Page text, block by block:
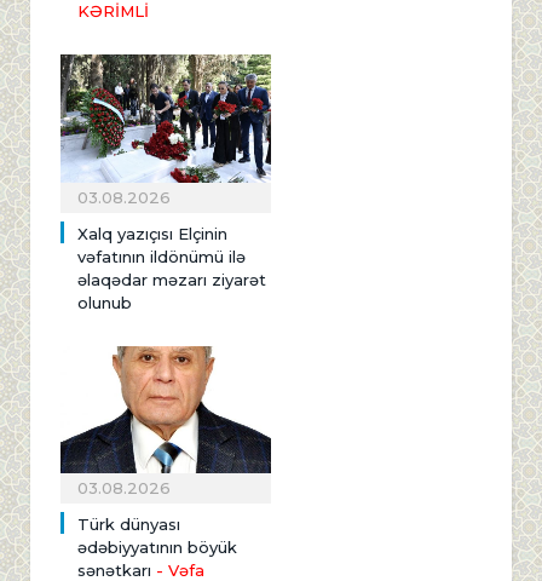
KƏRİMLİ
03.08.2026
Xalq yazıçısı Elçinin
vəfatının ildönümü ilə
əlaqədar məzarı ziyarət
olunub
03.08.2026
Türk dünyası
ədəbiyyatının böyük
sənətkarı - Vəfa